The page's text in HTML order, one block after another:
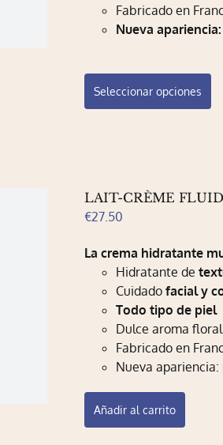
Fabricado en
Nueva
Seleccionar opciones
LAIT-CRÈME
€27.50
La crema hidratante
Hidratante de
Cuidadofacial y
Todo tipo de piel
Dulce aroma floral
Fabricado en
Nueva
Añadir al carrito